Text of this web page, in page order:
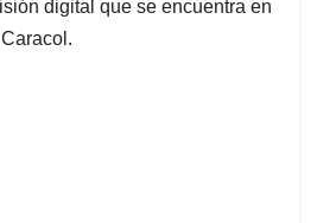
digital que se encuentra en